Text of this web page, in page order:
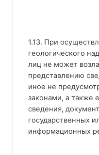
1.13. При
геологического
лиц не может
представлению
иное не
законами, а также
сведения,
государственных
информационных